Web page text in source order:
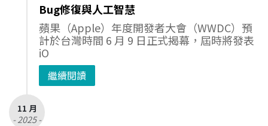
Bug修復與人工智慧
蘋果（Apple）年度開發者大會（WWDC）預
計於台灣時間 6 月 9 日正式揭幕，屆時將發表
iO
繼續閱讀
11 月
- 2025 -